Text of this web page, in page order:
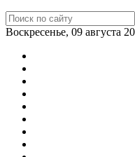
Воскресенье, 09 августа